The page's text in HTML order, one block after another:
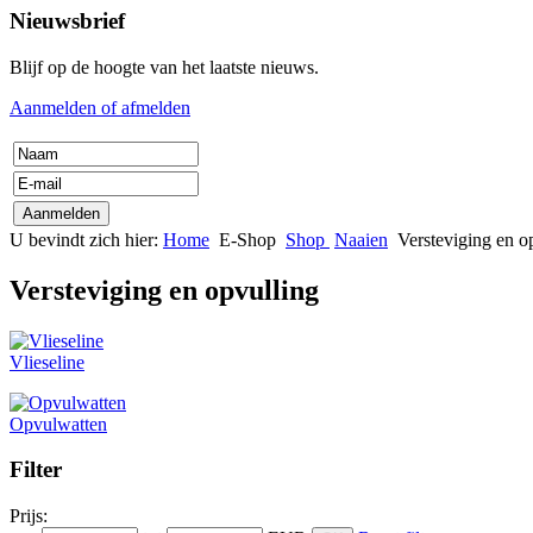
Nieuwsbrief
Blijf op de hoogte van het laatste nieuws.
Aanmelden of afmelden
U bevindt zich hier: Home E-Shop Shop Naaien Versteviging en
Versteviging en opvulling
Vlieseline
Opvulwatten
Filter
Prijs: